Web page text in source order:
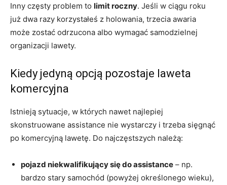
Inny częsty problem to limit roczny. Jeśli w ciągu roku
już dwa razy korzystałeś z holowania, trzecia awaria
może zostać odrzucona albo wymagać samodzielnej
organizacji lawety.
Kiedy jedyną opcją pozostaje laweta
komercyjna
Istnieją sytuacje, w których nawet najlepiej
skonstruowane assistance nie wystarczy i trzeba sięgnąć
po komercyjną lawetę. Do najczęstszych należą:
pojazd niekwalifikujący się do assistance – np.
bardzo stary samochód (powyżej określonego wieku),